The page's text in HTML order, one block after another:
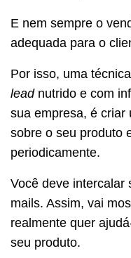
E nem sempre o
adequada para o
Por isso, uma
leadnutrido e com
sua empresa, é criar
sobre o seu produto
periodicamente.
Você deve intercalar
mails. Assim, vai
realmente quer
seu produto.